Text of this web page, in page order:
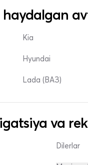
Kia
Hyundai
Lada (ВАЗ)
va
Dilerlar